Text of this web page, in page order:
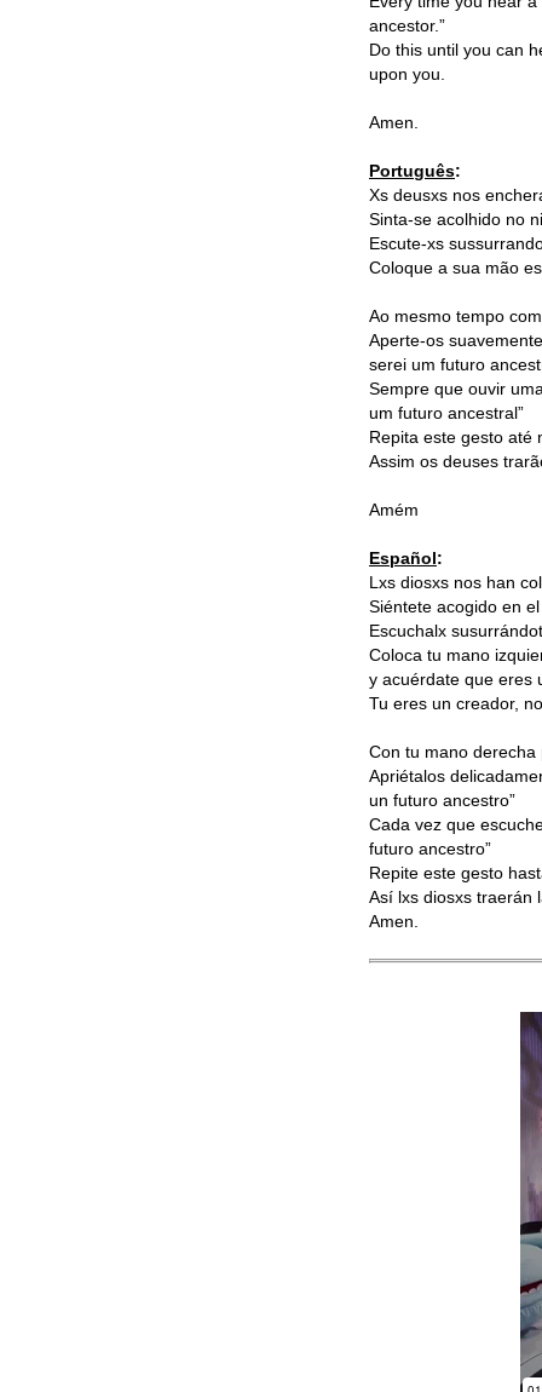
ancestor.”
Do this until you can
upon you.
Amen.
Português:
Xs deusxs nos
Sinta-se acolhido no
Escute-xs
Coloque a sua mão
Ao mesmo tempo
Aperte-os
serei um futuro
Sempre que ouvir
um futuro ancestral”
Repita este gesto até
Assim os deuses
Amém
Español :
Lxs diosxs nos han
Siéntete acogido en
Escuchalx
Coloca tu mano
y acuérdate que eres
Tu eres un creador,
Con tu mano derecha
Apriétalos
un futuro ancestro”
Cada vez que
futuro ancestro”
Repite este gesto
Así lxs diosxs traerán
Amen.